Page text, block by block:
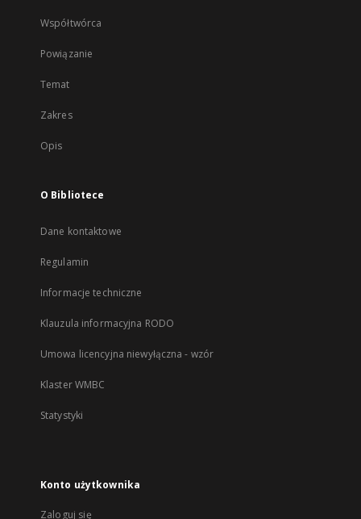
Współtwórca
Powiązanie
Temat
Zakres
Opis
O Bibliotece
Dane kontaktowe
Regulamin
Informacje techniczne
Klauzula informacyjna RODO
Umowa licencyjna niewyłączna - wzór
Klaster WMBC
Statystyki
Konto użytkownika
Zaloguj się